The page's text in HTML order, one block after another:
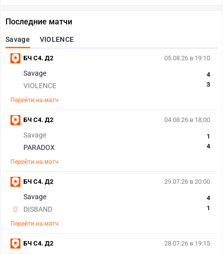
Последние матчи
Savage VIOLENCE
05.08.26 в 19:10
Savage
VIOLENCE
4
3
Перейти на матч
БЧ С4. Д2
04.08.26 в 18:00
Savage
PARADOX
1
4
Перейти на матч
БЧ С4. Д2
29.07.26 в 20:00
Savage
DISBAND
4
1
Перейти на матч
БЧ С4. Д2
28.07.26 в 19:15
БЧ С4. Д2